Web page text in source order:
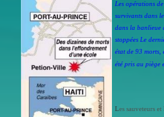
Les opérations
survivants dans
dans la banlieue
stoppées Le
état de 93 morts,
été pris au piège
Les sauveteurs